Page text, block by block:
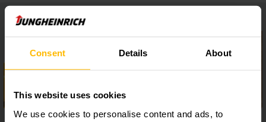
Consent Details About
This website uses cookies
We use cookies to personalise content and ads, to